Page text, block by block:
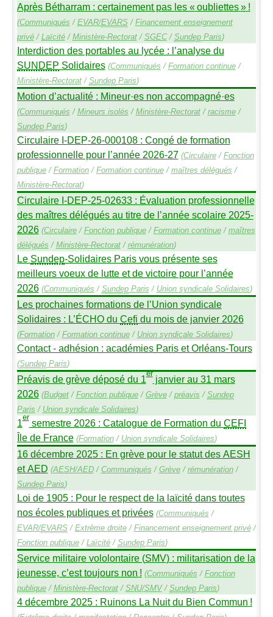
Après Bétharram : certainement pas les « oubliettes» !
(Communiqués / EVAR/EVARS/ Financement enseignement
privé/ Laïcité/ Ministère-Rectorat/ SGEC/ SundepParis)
Interdiction des portables au lycée : l’analyse du
SUNDEP Solidaires (Communiqués / Formation continue/
Ministère-Rectorat/ SundepParis)
Motion d’actualité : Mineur·es non accompagné·es
(Communiqués / Mineurs isolés / Ministère-Rectorat/ racisme/
SundepParis)
Circulaire I-DEP-26-000108 : Congé de formation
professionnelle pour l’année 2026-27 (Circulaire/ Fonction
publique/ Formation/ Formation continue/ maîtres délégués /
Ministère-Rectorat)
Circulaire I-DEP-25-02633 : Évaluation professionnelle
des maîtres délégués au titre de l’année scolaire 2025-
2026 (Circulaire/ Fonction publique/ Formation continue/ maîtres
délégués / Ministère-Rectorat/ rémunération)
Le Sundep-Solidaires Paris vous présente ses
meilleurs voeux de lutte et de victoire pour l’année
2026 (Communiqués / SundepParis / Union syndicale Solidaires)
Les prochaines formations de l’Union syndicale
Solidaires : L’ÉCHOdu Cefi du mois de janvier 2026
(Formation/ Formation continue/ Union syndicale Solidaires)
Contact - adhésion : académies Paris et Orléans-Tours
(SundepParis)
Préavis de grève déposé du 1erjanvier au 31 mars
2026 (Budget/ Fonction publique/ Grève/ préavis / Sundep
Paris / Union syndicale Solidaires)
1ersemestre 2026 : Catalogue de Formation du CEFI
Île de France (Formation/ Union syndicale Solidaires)
16 décembre 2025 : En grève pour le statut des AESH
etAED (AESH/AED/ Communiqués / Grève/ rémunération/
SundepParis)
Loi de 1905 : Pour le respect de la laïcité dans toutes
nos écoles publiques et privées (Communiqués /
EVAR/EVARS/ Extrême droite/ Financement enseignement privé/
Fonction publique/ Laïcité/ SundepParis)
Service militaire vololontaire (SMV) : militarisation de la
jeunesse, c’est toujours non ! (Communiqués / Fonction
publique/ Ministère-Rectorat/ SNU/SMV/ SundepParis)
4 décembre 2025 : Ruinons La Nuit du Bien Commun !